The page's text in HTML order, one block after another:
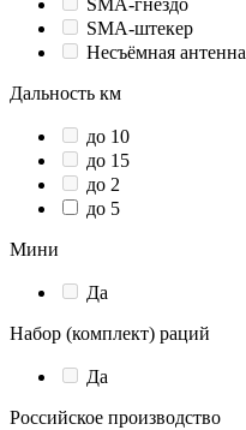
SMA-гнездо
SMA-штекер
Несъёмная антенна
Дальность км
до 10
до 15
до 2
до 5
Мини
Да
Набор (комплект) раций
Да
Российское производство